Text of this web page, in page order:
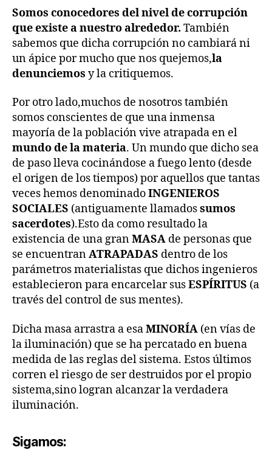
Somos conocedores del nivel de corrupción
que existe a nuestro alrededor. También
sabemos que dicha corrupción no cambiará ni
un ápice por mucho que nos quejemos,la
denunciemos y la critiquemos.
Por otro lado,muchos de nosotros también
somos conscientes de que una inmensa
mayoría de la población vive atrapada en el
mundo de la materia. Un mundo que dicho sea
de paso lleva cocinándose a fuego lento (desde
el origen de los tiempos) por aquellos que tantas
veces hemos denominadoINGENIEROS
SOCIALES (antiguamente llamadossumos
sacerdotes).Esto da como resultado la
existencia de una granMASA de personas que
se encuentranATRAPADAS dentro de los
parámetros materialistas que dichos ingenieros
establecieron para encarcelar susESPÍRITUS (a
través del control de sus mentes).
Dicha masa arrastra a esaMINORÍA (en vías de
la iluminación) que se ha percatado en buena
medida de las reglas del sistema. Estos últimos
corren el riesgo de ser destruidos por el propio
sistema,sino logran alcanzar la verdadera
iluminación.
Sigamos: